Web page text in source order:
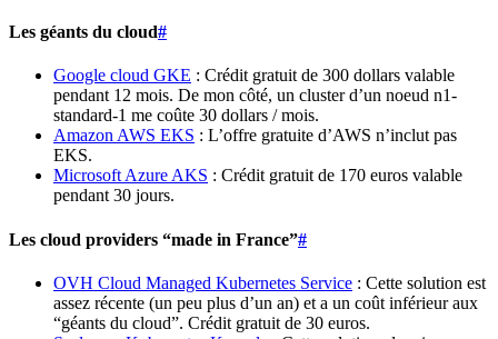
Les géants du cloud#
Google cloud GKE : Crédit gratuit de 300 dollars valable
pendant 12 mois. De mon côté, un cluster d’un noeud n1-
standard-1 me coûte 30 dollars / mois.
Amazon AWS EKS : L’offre gratuite d’AWS n’inclut pas
EKS.
Microsoft Azure AKS : Crédit gratuit de 170 euros valable
pendant 30 jours.
Les cloud providers “made in France”#
OVH Cloud Managed Kubernetes Service : Cette solution est
assez récente (un peu plus d’un an) et a un coût inférieur aux
“géants du cloud”. Crédit gratuit de 30 euros.